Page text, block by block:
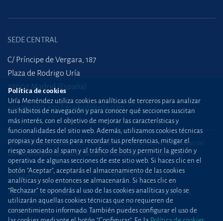
SEDE CENTRAL
C/ Príncipe de Vergara, 187
Plaza de Rodrigo Uría
28002 Madrid (España)
+34 915 860 400 madrid@uria.com
Uría Menéndez Abogados, S.L.P. | Registro Mercantil de Madrid, Tomo 24490 del
Libro de Inscripciones Folio 42, Sección 8, Hoja M-43976. NIF: B28563963
Mapa web Política de cookies
Política de privacidad
Política de Seguridad de la
Información
Política de cookies
Uría Menéndez utiliza cookies analíticas de terceros para analizar
tus hábitos de navegación y para conocer qué secciones suscitan
más interés, con el objetivo de mejorar las características y
funcionalidades del sitio web. Además, utilizamos cookies técnicas
propias y de terceros para recordar tus preferencias, mitigar el
riesgo asociado al spam y al tráfico de bots y permitir la gestión y
operativa de algunas secciones de este sitio web. Si haces clic en el
botón "Aceptar", aceptarás el almacenamiento de las cookies
analíticas y solo entonces se almacenarán. Si haces clic en
“Rechazar” te opondrás al uso de las cookies analíticas y solo se
utilizarán aquellas cookies técnicas que no requieren de
consentimiento informado. También puedes configurar el uso de